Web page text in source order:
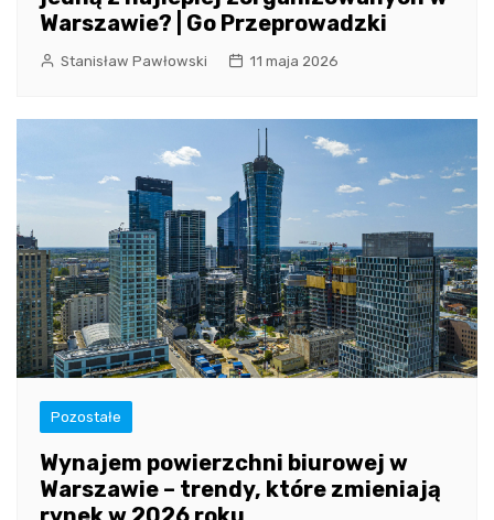
Warszawie? | Go Przeprowadzki
Stanisław Pawłowski 11 maja 2026
Pozostałe
Wynajem powierzchni biurowej w
Warszawie – trendy, które zmieniają